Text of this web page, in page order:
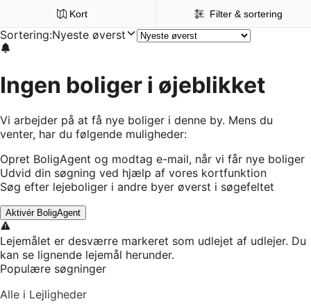
Kort Filter & sortering
Sortering:Nyeste øverst
Ingen boliger i øjeblikket
Vi arbejder på at få nye boliger i denne by. Mens du
venter, har du følgende muligheder:
Opret BoligAgent og modtag e-mail, når vi får nye boliger
Udvid din søgning ved hjælp af vores kortfunktion
Søg efter lejeboliger i andre byer øverst i søgefeltet
Aktivér BoligAgent
Lejemålet er desværre markeret som udlejet af udlejer. Du
kan se lignende lejemål herunder.
Populære søgninger
Alle i Lejligheder